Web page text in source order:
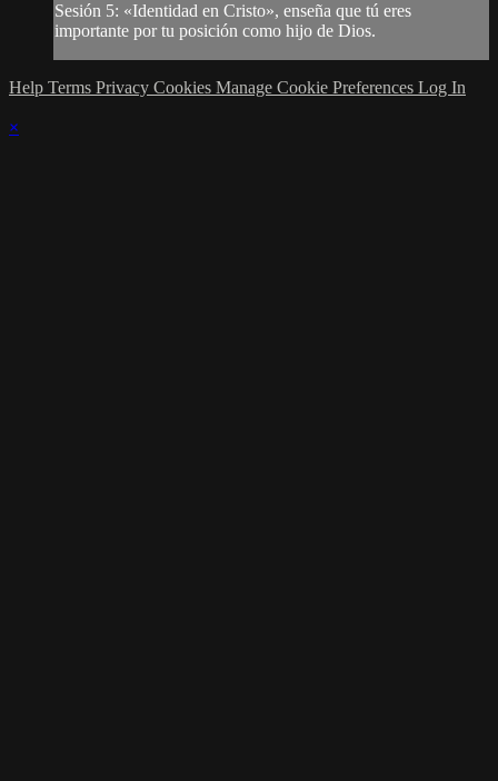
Sesión 5: «Identidad en Cristo», enseña que tú eres
importante por tu posición como hijo de Dios.
Help Terms Privacy Cookies Manage Cookie Preferences Log In
×